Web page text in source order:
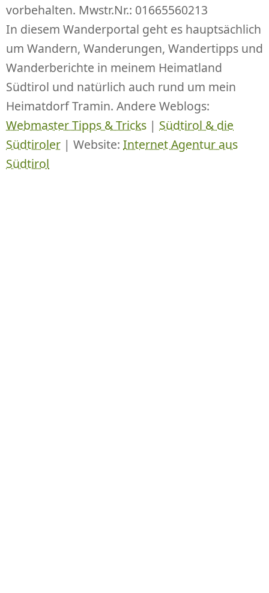
vorbehalten. Mwstr.Nr.: 01665560213
In diesem Wanderportal geht es hauptsächlich
um Wandern, Wanderungen, Wandertipps und
Wanderberichte in meinem Heimatland
Südtirol und natürlich auch rund um mein
Heimatdorf Tramin. Andere Weblogs:
Webmaster Tipps & Tricks | Südtirol & die
Südtiroler | Website: Internet Agentur aus
Südtirol